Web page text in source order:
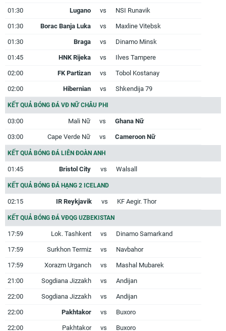
01:30 Lugano vs NSI Runavik
01:30 Borac Banja Luka vs Maxline Vitebsk
01:30 Braga vs Dinamo Minsk
01:45 HNK Rijeka vs Ilves Tampere
02:00 FK Partizan vs Tobol Kostanay
02:00 Hibernian vs Shkendija 79
KẾT QUẢ BÓNG ĐÁ VĐ NỮ CHÂU PHI
03:00 Mali Nữ vs Ghana Nữ
03:00 Cape Verde Nữ vs Cameroon Nữ
KẾT QUẢ BÓNG ĐÁ LIÊN ĐOÀN ANH
01:45 Bristol City vs Walsall
KẾT QUẢ BÓNG ĐÁ HẠNG 2 ICELAND
02:15 IR Reykjavik vs KF Aegir. Thor
KẾT QUẢ BÓNG ĐÁ VĐQG UZBEKISTAN
17:59 Lok. Tashkent vs Dinamo Samarkand
17:59 Surkhon Termiz vs Navbahor
17:59 Xorazm Urganch vs Mashal Mubarek
21:00 Sogdiana Jizzakh vs Andijan
22:00 Sogdiana Jizzakh vs Andijan
22:00 Pakhtakor vs Buxoro
22:00 Pakhtakor vs Buxoro